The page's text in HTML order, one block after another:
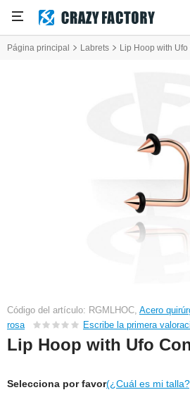
Página principal Labrets Lip Hoop with
Código del artículo: RGMLHOC, Acero
rosa
Escribe la primera
Lip Hoop with Ufo
Selecciona por favor(¿Cuál es mi